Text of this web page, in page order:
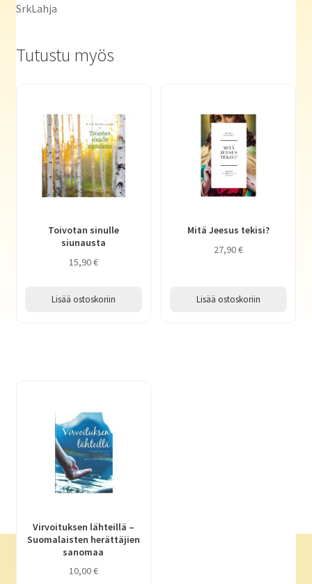
SrkLahja
Tutustu myös
Toivotan sinulle
siunausta
15,90€
Lisää ostoskoriin
Mitä Jeesus tekisi?
27,90€
Lisää ostoskoriin
Virvoituksen lähteillä –
Suomalaisten herättäjien
sanomaa
10,00€